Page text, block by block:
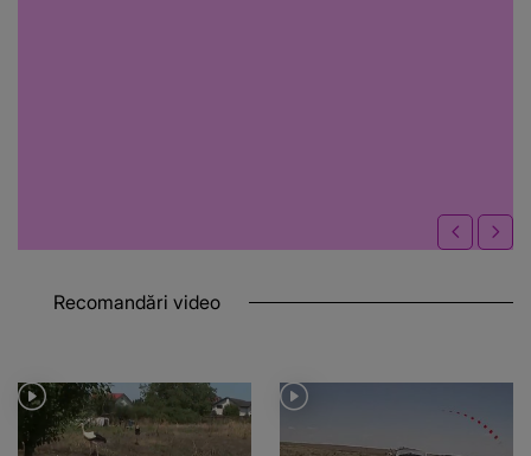
Recomandări video